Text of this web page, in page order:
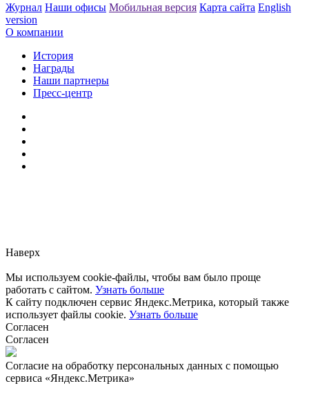
Журнал Наши офисы Мобильная версия Карта сайта English
version
О компании
История
Награды
Наши партнеры
Пресс-центр
Наверх
Мы используем cookie-файлы, чтобы вам было проще
работать с сайтом. Узнать больше
К сайту подключен сервис Яндекс.Метрика, который также
использует файлы cookie. Узнать больше
Согласен
Согласен
Согласие на обработку персональных данных с помощью
сервиса «Яндекс.Метрика»